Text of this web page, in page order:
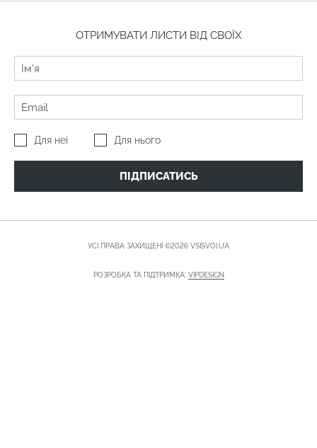
ОТРИМУВАТИ ЛИСТИ ВІД СВОЇХ
Для неї Для нього
ПІДПИСАТИСЬ
УСІ ПРАВА ЗАХИЩЕНІ ©2026 VSISVOI.UA
РОЗРОБКА ТА ПІДТРИМКА: VIPDESIGN